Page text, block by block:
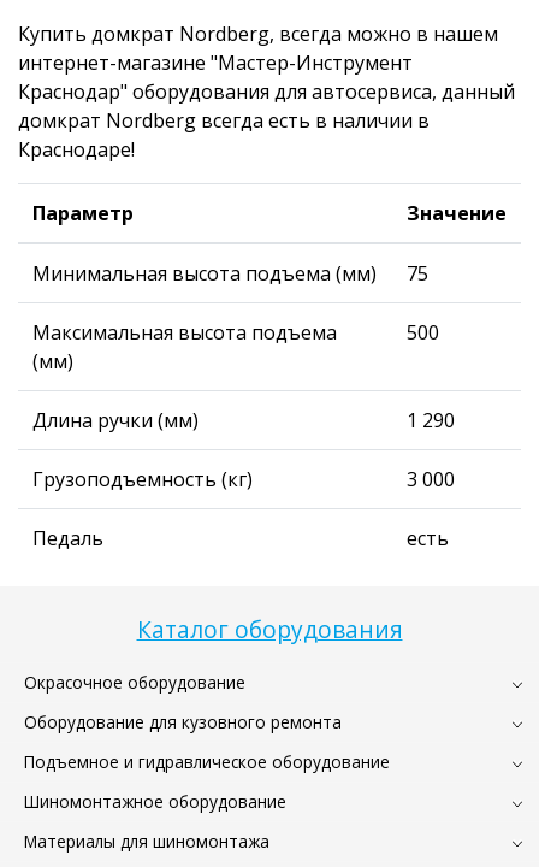
Каталог оборудования
Окрасочное оборудование
Оборудование для кузовного ремонта
Подъемное и гидравлическое оборудование
Шиномонтажное оборудование
Материалы для шиномонтажа
Купить домкрат Nordberg, всегда можно в нашем
интернет-магазине "Мастер-Инструмент
Краснодар" оборудования для автосервиса, данный
домкрат Nordberg всегда есть в наличии в
Краснодаре!
Параметр Значение
Минимальная высота подъема (мм) 75
Максимальная высота подъема
(мм)
500
Длина ручки (мм) 1 290
Грузоподъемность (кг) 3 000
Педаль есть